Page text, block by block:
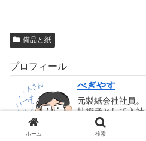
備品と紙
プロフィール
べぎやす
元製紙会社社員。
技術者として入
開発技術部門、
など様々な部署
ホーム 検索